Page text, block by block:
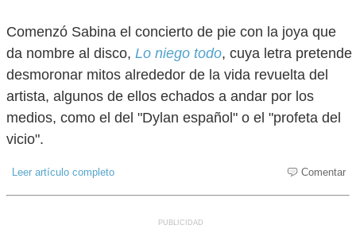
Comenzó Sabina el concierto de pie con la joya que
da nombre al disco, Lo niego todo, cuya letra pretende
desmoronar mitos alrededor de la vida revuelta del
artista, algunos de ellos echados a andar por los
medios, como el del "Dylan español" o el "profeta del
vicio".
Leer artículo completo Comentar
PUBLICIDAD